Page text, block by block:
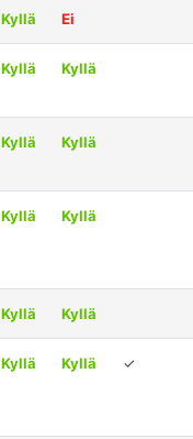
Kyllä Ei
Kyllä Kyllä
Kyllä Kyllä
Kyllä Kyllä
Kyllä Kyllä
Kyllä Kyllä ✓